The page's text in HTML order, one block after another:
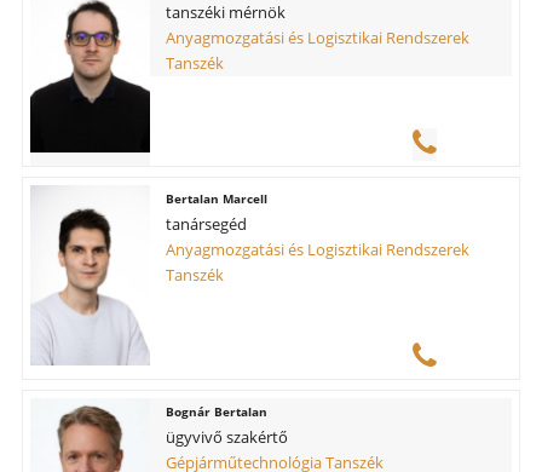
tanszéki mérnök
Anyagmozgatási és Logisztikai Rendszerek
Tanszék
Bertalan Marcell
tanársegéd
Anyagmozgatási és Logisztikai Rendszerek
Tanszék
Bognár Bertalan
ügyvivő szakértő
Gépjárműtechnológia Tanszék